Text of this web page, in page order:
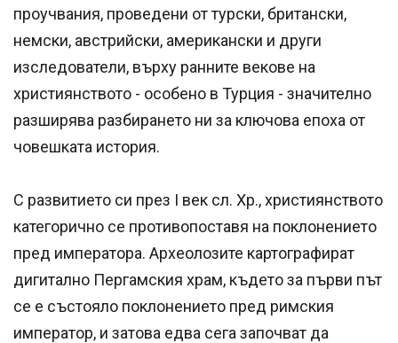
проучвания, проведени от турски, британски,
немски, австрийски, американски и други
изследователи, върху ранните векове на
християнството - особено в Турция - значително
разширява разбирането ни за ключова епоха от
човешката история.
С развитието си през I век сл. Хр., християнството
категорично се противопоставя на поклонението
пред императора. Археолозите картографират
дигитално Пергамския храм, където за първи път
се е състояло поклонението пред римския
император, и затова едва сега започват да